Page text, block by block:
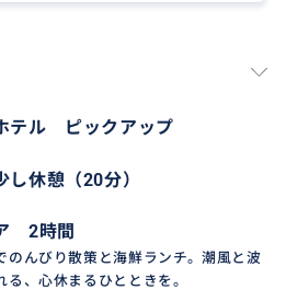
み出す自然の芸術。キノコ型
ります。
ント。断崖の上を歩く遊歩道
テル ピックアップ
休憩（20分）
2時間
のんびり散策と海鮮ランチ。潮風と波
る、心休まるひとときを。